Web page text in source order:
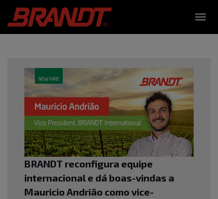
BRANDT reconfigura equipe
internacional e dá boas-vindas a
Mauricio Andrião como vice-